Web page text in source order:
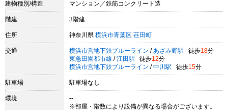
建物種別/構造 マンション／鉄筋コンクリート造
階建 3階建
住所 神奈川県 横浜市青葉区 荏田町
交通 横浜市営地下鉄ブルーライン / あざみ野駅 徒歩18分
東急田園都市線 / 江田駅 徒歩12分
横浜市営地下鉄ブルーライン / 中川駅 徒歩15分
駐車場 駐車場なし
環境
--
※部屋・階数により設備が異なる場合がございます。